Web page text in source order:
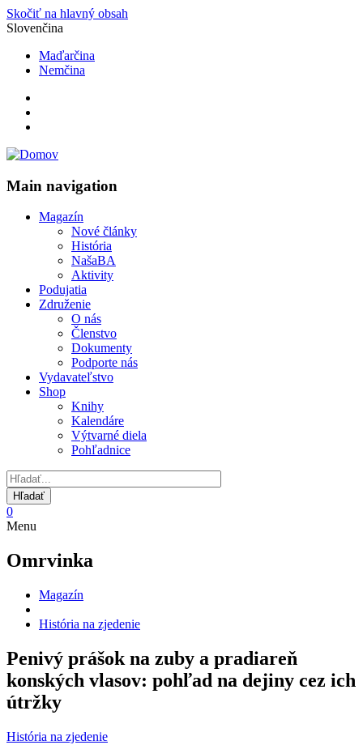
Skočiť na hlavný obsah
Slovenčina
Maďarčina
Nemčina
Main navigation
Magazín
Nové články
História
NašaBA
Aktivity
Podujatia
Združenie
O nás
Členstvo
Dokumenty
Podporte nás
Vydavateľstvo
Shop
Knihy
Kalendáre
Výtvarné diela
Pohľadnice
0
Menu
Omrvinka
Magazín
História na zjedenie
Penivý prášok na zuby a pradiareň
konských vlasov: pohľad na dejiny cez ich
útržky
História na zjedenie